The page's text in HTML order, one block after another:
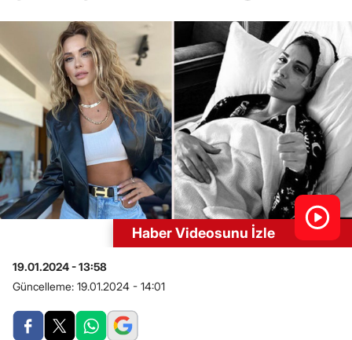
Haber Videosunu İzle
19.01.2024 - 13:58
Güncelleme: 19.01.2024 - 14:01